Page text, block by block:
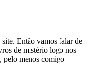
Então vamos falar de
de mistério logo nos
pelo menos comigo